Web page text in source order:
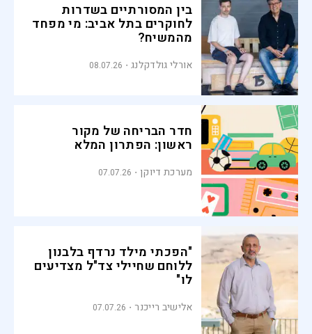
בין המסורתיים בשדרות
לחוקרים בתל אביב: מי מפחד
מהמשיח?
אורלי גולדקלנג 08.07.26
חדר הבריחה של מקור
ראשון: הפתרון המלא
מערכת דיוקן 07.07.26
"הפכתי מילד נרדף בלבנון
ללוחם שחיילי צד"ל מצדיעים
לו"
אלישיב רייכנר 07.07.26